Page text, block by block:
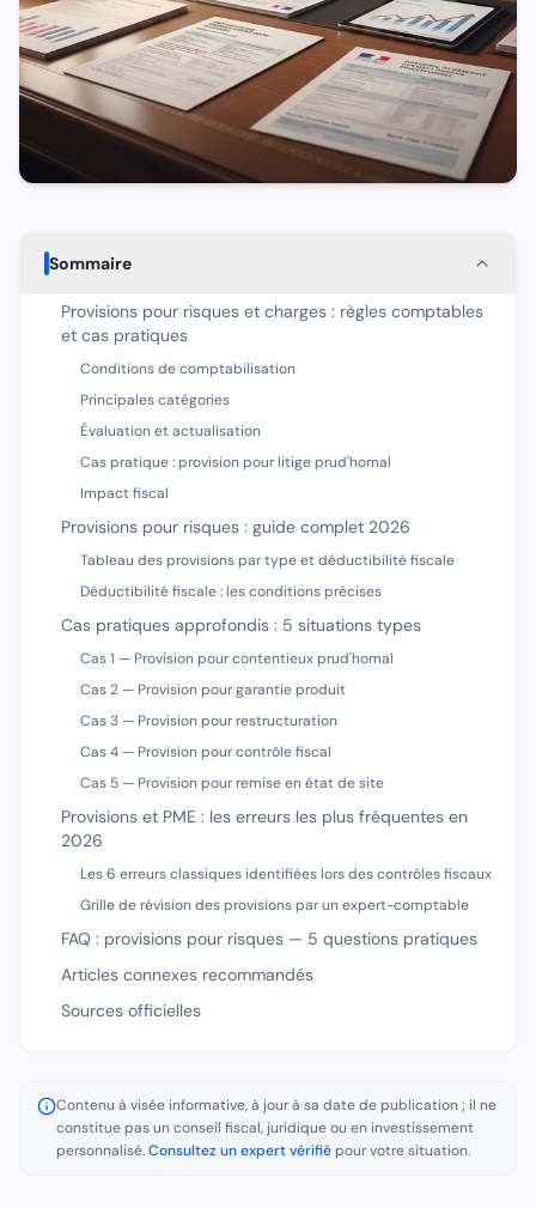
Sommaire
Provisions pour risques et charges : règles comptables
et cas pratiques
Conditions de comptabilisation
Principales catégories
Évaluation et actualisation
Cas pratique : provision pour litige prud'homal
Impact fiscal
Provisions pour risques : guide complet 2026
Tableau des provisions par type et déductibilité fiscale
Déductibilité fiscale : les conditions précises
Cas pratiques approfondis : 5 situations types
Cas 1 — Provision pour contentieux prud'homal
Cas 2 — Provision pour garantie produit
Cas 3 — Provision pour restructuration
Cas 4 — Provision pour contrôle fiscal
Cas 5 — Provision pour remise en état de site
Provisions et PME : les erreurs les plus fréquentes en
2026
Les 6 erreurs classiques identifiées lors des contrôles fiscaux
Grille de révision des provisions par un expert-comptable
FAQ : provisions pour risques — 5 questions pratiques
Articles connexes recommandés
Sources officielles
Contenu à visée informative, à jour à sa date de publication ; il ne
constitue pas un conseil fiscal, juridique ou en investissement
personnalisé.Consultez un expert vérifiépour votre situation.